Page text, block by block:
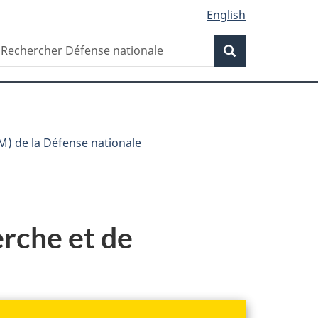
English
Recherche
de la Défense nationale
et de